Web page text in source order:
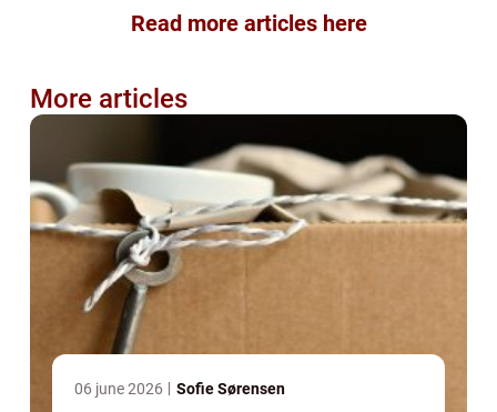
Read more articles here
More articles
06 june 2026 Sofie Sørensen